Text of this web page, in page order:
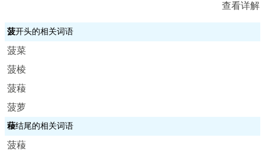
查看详解
菠开头的相关词语
菠菜
菠棱
菠薐
菠萝
薐结尾的相关词语
菠薐